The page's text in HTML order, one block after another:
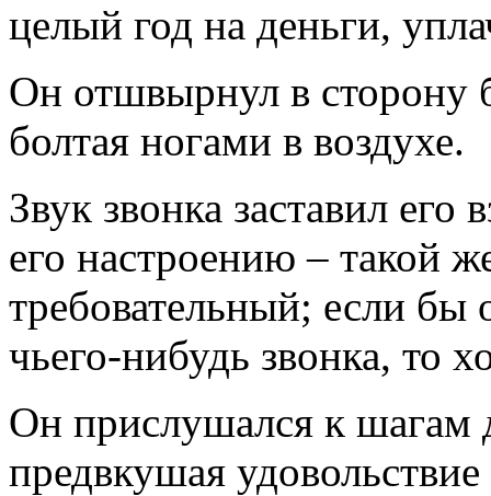
целый год на деньги,
Он отшвырнул в сторону
болтая ногами в воздухе.
Звук звонка заставил его
его настроению – такой
требовательный; если бы
чьего-нибудь звонка, то
Он прислушался к шагам
предвкушая